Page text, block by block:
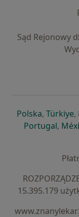
Sąd Rejonowy
Polskaotwiera
, Türkiye,
Portugal,
15.395.179